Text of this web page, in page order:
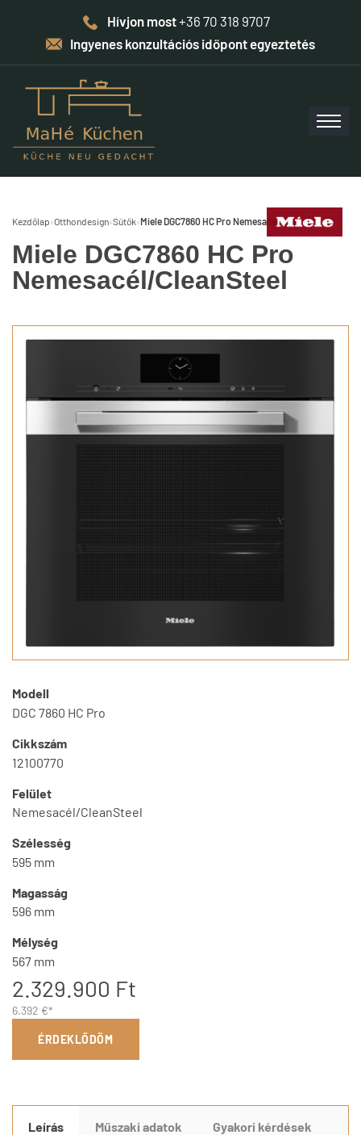
Hívjon most+36 70 318 9707
Ingyenes konzultációs időpont egyeztetés
Kezdőlap›Otthondesign›Sütők›Miele DGC7860 HC Pro Nemesacél/CleanSteel
Miele DGC7860 HC Pro
Nemesacél/CleanSteel
Modell
DGC 7860 HC Pro
Cikkszám
12100770
Felület
Nemesacél/CleanSteel
Szélesség
595 mm
Magasság
596 mm
Mélység
567 mm
2.329.900 Ft
6.392 €*
ÉRDEKLŐDÖM
Leírás Műszaki adatok Gyakori kérdések